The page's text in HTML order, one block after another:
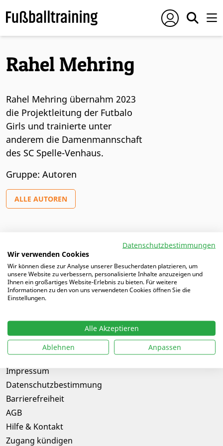
Rahel Mehring
Rahel Mehring übernahm 2023
die Projektleitung der Futbalo
Girls und trainierte unter
anderem die Damenmannschaft
des SC Spelle-Venhaus.
Gruppe: Autoren
ALLE AUTOREN
Folge uns auf
Rechtliches & Kontakt
Impressum
Datenschutzbestimmung
Barrierefreiheit
AGB
Hilfe & Kontakt
Zugang kündigen
Datenschutzbestimmungen
Wir verwenden Cookies
Wir können diese zur Analyse unserer Besucherdaten platzieren, um
unsere Website zu verbessern, personalisierte Inhalte anzuzeigen und
Ihnen ein großartiges Website-Erlebnis zu bieten. Für weitere
Informationen zu den von uns verwendeten Cookies öffnen Sie die
Einstellungen.
Alle Akzeptieren
Ablehnen
Anpassen